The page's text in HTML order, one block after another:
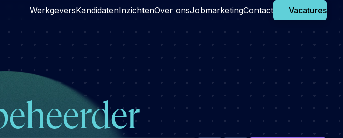
WerkgeversKandidatenInzichtenOver onsJobmarketingContact Vacatures